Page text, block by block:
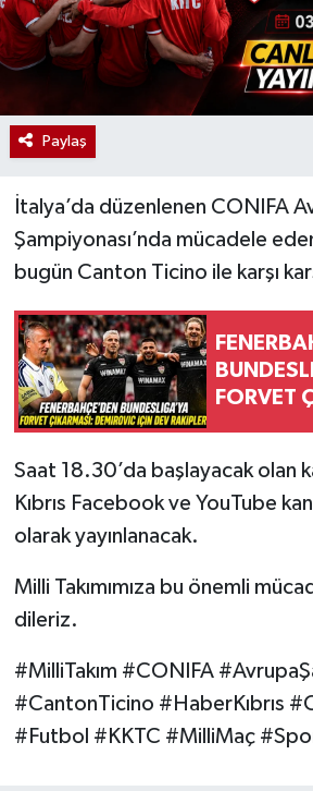
Paylaş
İtalya’da düzenlenen CONIFA
Şampiyonası’nda mücadele
bugün Canton Ticino ile karşı
FORVET
Saat 18.30’da başlayacak olan
Kıbrıs Facebook ve YouTube
olarak yayınlanacak.
Milli Takımımıza bu önemli
dileriz.
#MilliTakım #CONIFA
#CantonTicino #HaberKıbrıs
#Futbol #KKTC #MilliMaç